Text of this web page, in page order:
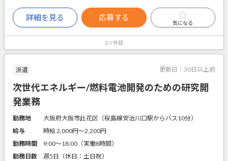
詳細を見る 応募する
気になる
2/7件目
派遣 更新日： 30日以上前
次世代エネルギー/燃料電池開発のための研究開
発業務
勤務地
大阪府大阪市此花区（桜島線安治川口駅からバス10分）
給与
時給 2,000円〜2,200円
勤務時間
9:00～18:00（実働8時間）
勤務日数
週5日（休日：土日祝）